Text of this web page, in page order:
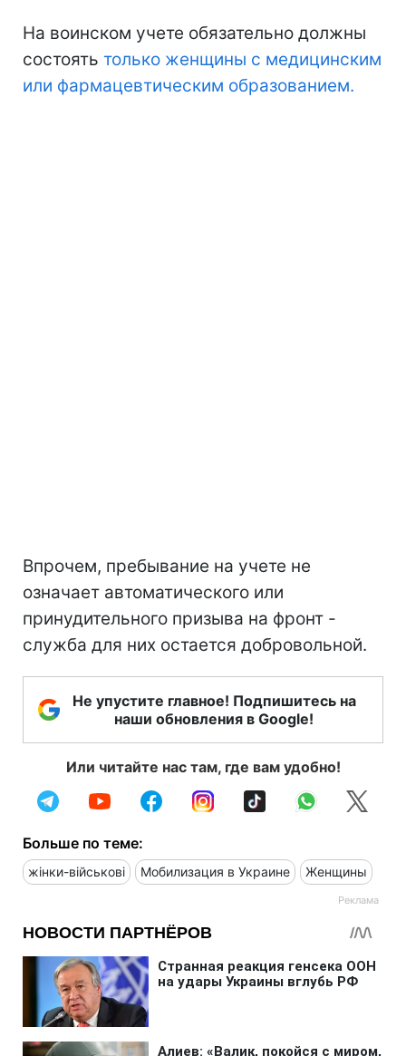
На воинском учете обязательно должны
состоять только женщины с медицинским
или фармацевтическим образованием.
Впрочем, пребывание на учете не
означает автоматического или
принудительного призыва на фронт -
служба для них остается добровольной.
Не упустите главное! Подпишитесь на
наши обновления в Google!
Или читайте нас там, где вам удобно!
Больше по теме:
жінки-військові Мобилизация в Украине Женщины